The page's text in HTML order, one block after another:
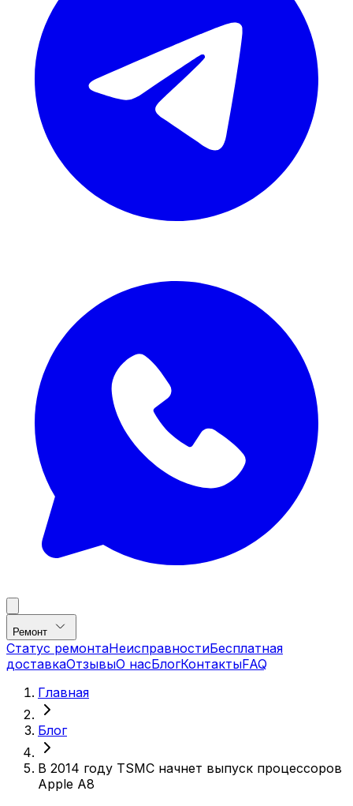
Ремонт
Статус ремонтаНеисправностиБесплатная
доставкаОтзывыО насБлогКонтактыFAQ
Главная
Блог
В 2014 году TSMC начнет выпуск процессоров
Apple A8